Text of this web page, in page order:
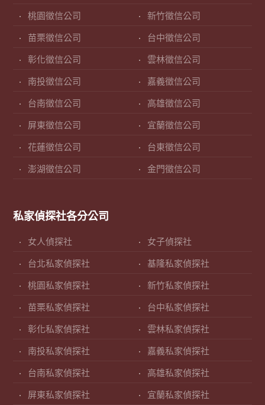
桃園徵信公司 新竹徵信公司
苗栗徵信公司 台中徵信公司
彰化徵信公司 雲林徵信公司
南投徵信公司 嘉義徵信公司
台南徵信公司 高雄徵信公司
屏東徵信公司 宜蘭徵信公司
花蓮徵信公司 台東徵信公司
澎湖徵信公司 金門徵信公司
私家偵探社各分公司
女人偵探社 女子偵探社
台北私家偵探社 基隆私家偵探社
桃園私家偵探社 新竹私家偵探社
苗栗私家偵探社 台中私家偵探社
彰化私家偵探社 雲林私家偵探社
南投私家偵探社 嘉義私家偵探社
台南私家偵探社 高雄私家偵探社
屏東私家偵探社 宜蘭私家偵探社